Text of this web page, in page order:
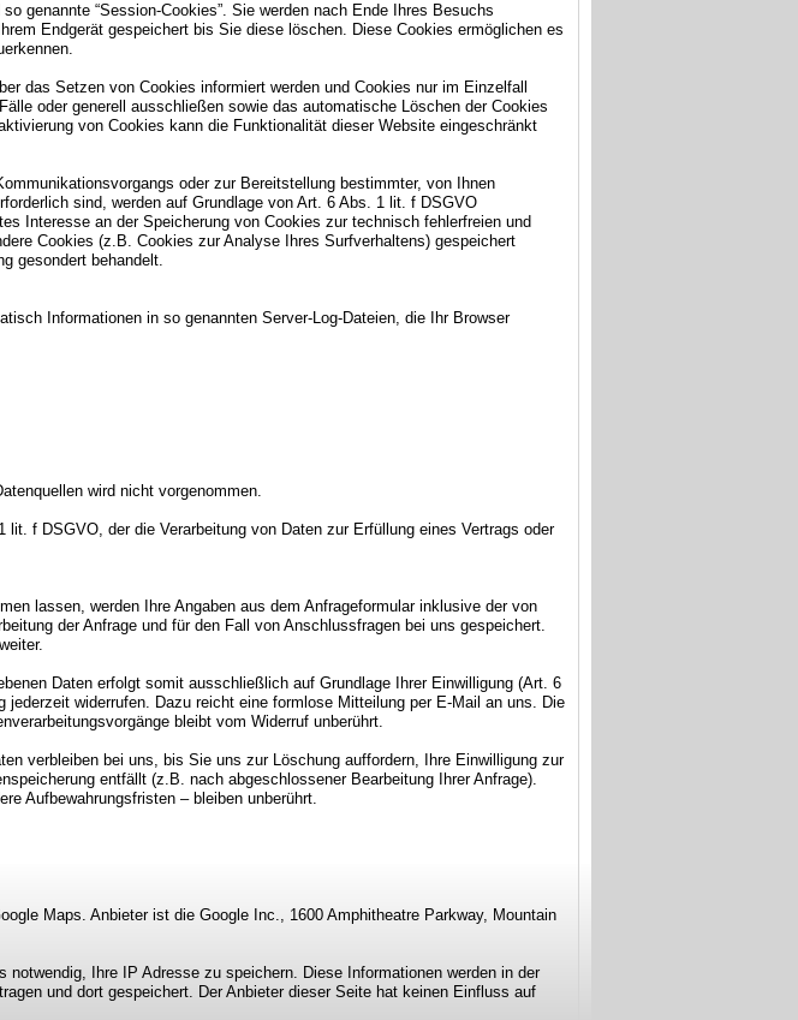
genannte “Session-Cookies”. Sie werden nach Ende Ihres Besuchs
Endgerät gespeichert bis Sie diese löschen. Diese Cookies ermöglichen es
das Setzen von Cookies informiert werden und Cookies nur im Einzelfall
oder generell ausschließen sowie das automatische Löschen der Cookies
von Cookies kann die Funktionalität dieser Website eingeschränkt
oder zur Bereitstellung bestimmter, von Ihnen
sind, werden auf Grundlage von Art. 6 Abs. 1 lit. f DSGVO
Interesse an der Speicherung von Cookies zur technisch fehlerfreien und
Cookies (z.B. Cookies zur Analyse Ihres Surfverhaltens) gespeichert
gesondert behandelt.
Informationen in so genannten Server-Log-Dateien, die Ihr Browser
wird nicht vorgenommen.
f DSGVO, der die Verarbeitung von Daten zur Erfüllung eines Vertrags oder
lassen, werden Ihre Angaben aus dem Anfrageformular inklusive der von
der Anfrage und für den Fall von Anschlussfragen bei uns gespeichert.
Daten erfolgt somit ausschließlich auf Grundlage Ihrer Einwilligung (Art. 6
widerrufen. Dazu reicht eine formlose Mitteilung per E-Mail an uns. Die
bleibt vom Widerruf unberührt.
verbleiben bei uns, bis Sie uns zur Löschung auffordern, Ihre Einwilligung zur
entfällt (z.B. nach abgeschlossener Bearbeitung Ihrer Anfrage).
Aufbewahrungsfristen – bleiben unberührt.
Maps. Anbieter ist die Google Inc., 1600 Amphitheatre Parkway, Mountain
Ihre IP Adresse zu speichern. Diese Informationen werden in der
und dort gespeichert. Der Anbieter dieser Seite hat keinen Einfluss auf